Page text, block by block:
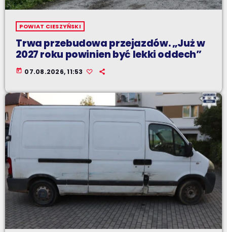
POWIAT CIESZYŃSKI
Trwa przebudowa przejazdów. „Już w
2027 roku powinien być lekki oddech”
today 07.08.2026, 11:53